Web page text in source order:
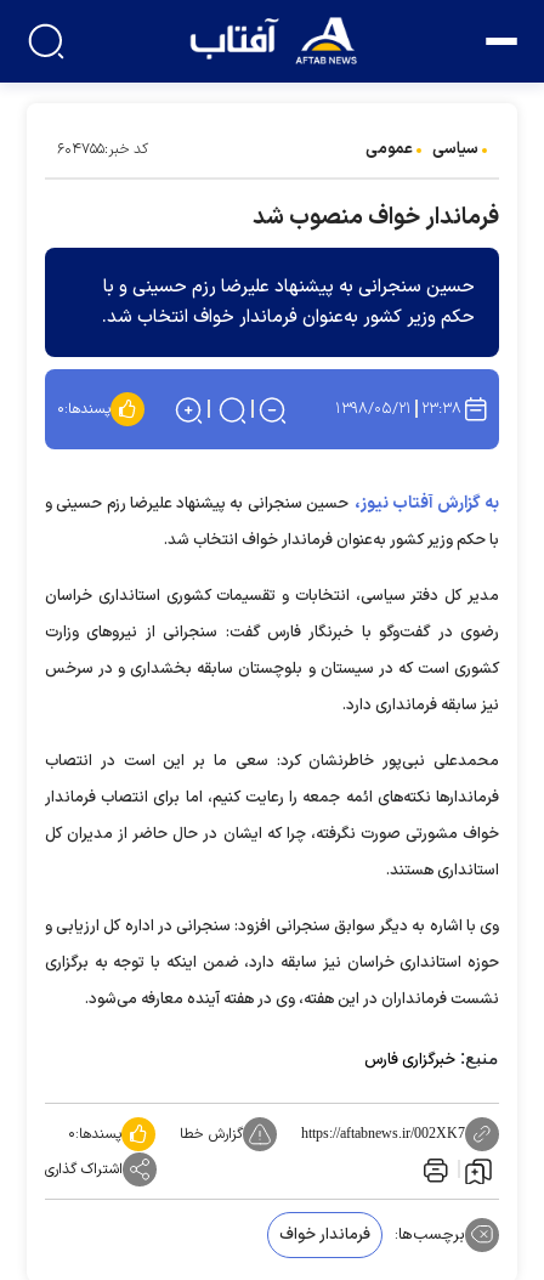
سیاسی عمومی کد خبر:۶۰۴۷۵۵
فرماندار خواف منصوب شد
حسین سنجرانی به پیشنهاد علیرضا رزم حسینی و با
حکم وزیر کشور به‌عنوان فرماندار خواف انتخاب شد.
۲۳:۳۸ ۱۳۹۸/۰۵/۲۱ پسندها:۰
به گزارش آفتاب نیوز، حسین سنجرانی به پیشنهاد علیرضا رزم حسینی و
با حکم وزیر کشور به‌عنوان فرماندار خواف انتخاب شد.
مدیر کل دفتر سیاسی، انتخابات و تقسیمات کشوری استانداری خراسان
رضوی در گفت‌و‌گو با خبرنگار فارس گفت: سنجرانی از نیروهای وزارت
کشوری است که در سیستان و بلوچستان سابقه بخشداری و در سرخس
نیز سابقه فرمانداری دارد.
محمدعلی نبی‌پور خاطرنشان کرد: سعی ما بر این است در انتصاب
فرماندارها نکته‌های ائمه جمعه را رعایت کنیم، اما برای انتصاب فرماندار
خواف مشورتی صورت نگرفته، چرا که ایشان در حال حاضر از مدیران کل
استانداری هستند.
وی با اشاره به دیگر سوابق سنجرانی افزود: سنجرانی در اداره کل ارزیابی و
حوزه استانداری خراسان نیز سابقه دارد، ضمن اینکه با توجه به برگزاری
نشست فرمانداران در این هفته، وی در هفته آینده معارفه می‌شود.
منبع: خبرگزاری فارس
https://aftabnews.ir/002XK7 گزارش خطا پسندها:۰
اشتراک گذاری
برچسب‌ها: فرماندار خواف